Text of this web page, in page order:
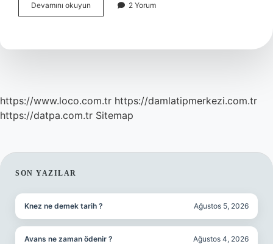
Devamını okuyun
Danalar
Ne
2 Yorum
https://www.loco.com.tr https://damlatipmerkezi.com.tr
https://datpa.com.tr Sitemap
SIDEBAR
SON YAZILAR
Knez ne demek tarih ? Ağustos 5, 2026
Avans ne zaman ödenir ? Ağustos 4, 2026